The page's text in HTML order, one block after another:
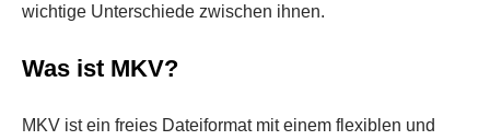
wichtige Unterschiede zwischen ihnen.
Was ist MKV?
MKV ist ein freies Dateiformat mit einem flexiblen und